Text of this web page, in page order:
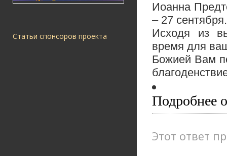
Статьи спонсоров проекта
Иоанна
– 27 сентября.
Исходя из
время для
Божией Вам
Подробнее
Этот ответ